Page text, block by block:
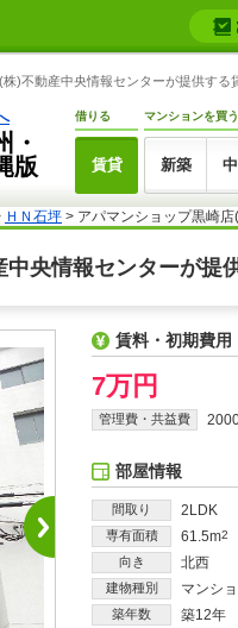
)不動産中央情報センターが提供す
・
版
借りる
賃貸
マンションを買う
新築
ＨＮ石坪 > アパマンショップ黒崎
央情報センターが提
賃料・初期費用
7万円
管理費・共益費
部屋情報
間取り 2LDK
専有面積 61.5m2
向き 北西
建物種別 マンシ
築年数 築12年